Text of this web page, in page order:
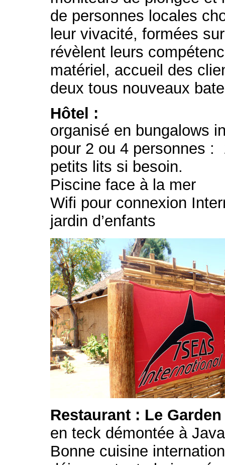
de personnes locales
leur vivacité, formées
révèlent leurs
matériel, accueil des
deux tous nouveaux
Hôtel :
organisé en bungalows
pour 2 ou 4 personnes :
petits lits si besoin.
Piscine face à la mer
Wifi pour connexion
jardin d’enfants
Restaurant : Le
en teck démontée à
Bonne cuisine